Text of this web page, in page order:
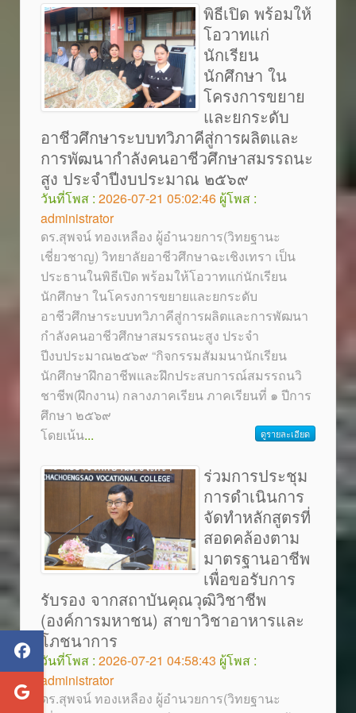
พิธีเปิด พร้อมให้
โอวาทแก่
นักเรียน
นักศึกษา ใน
โครงการขยาย
และยกระดับ
อาชีวศึกษาระบบทวิภาคีสู่การผลิตและ
การพัฒนากำลังคนอาชีวศึกษาสมรรถนะ
สูง ประจำปีงบประมาณ ๒๕๖๙
วันที่โพส : 2026-07-21 05:02:46 ผู้โพส :
administrator
ดร.สุพจน์ ทองเหลือง ผู้อำนวยการ(วิทยฐานะ
เชี่ยวชาญ) วิทยาลัยอาชีวศึกษาฉะเชิงเทรา เป็น
ประธานในพิธีเปิด พร้อมให้โอวาทแก่นักเรียน
นักศึกษา ในโครงการขยายและยกระดับ
อาชีวศึกษาระบบทวิภาคีสู่การผลิตและการพัฒนา
กำลังคนอาชีวศึกษาสมรรถนะสูง ประจำ
ปีงบประมาณ๒๕๖๙ “กิจกรรมสัมมนานักเรียน
นักศึกษาฝึกอาชีพและฝึกประสบการณ์สมรรถนวิ
ชาชีพ(ฝึกงาน) กลางภาคเรียน ภาคเรียนที่ ๑ ปีการ
ศึกษา ๒๕๖๙
โดยเน้น... ดูรายละเอียด
ร่วมการประชุม
การดำเนินการ
จัดทำหลักสูตรที่
สอดคล้องตาม
มาตรฐานอาชีพ
เพื่อขอรับการ
รับรอง จากสถาบันคุณวุฒิวิชาชีพ
(องค์การมหาชน) สาขาวิชาอาหารและ
โภชนาการ
วันที่โพส : 2026-07-21 04:58:43 ผู้โพส :
administrator
ดร.สุพจน์ ทองเหลือง ผู้อำนวยการ(วิทยฐานะ